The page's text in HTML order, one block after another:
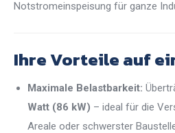
Notstromeinspeisung für ganze
Ihre Vorteile auf
Maximale Belastbarkeit:
Watt (86 kW) – ideal für die
Areale oder schwerster